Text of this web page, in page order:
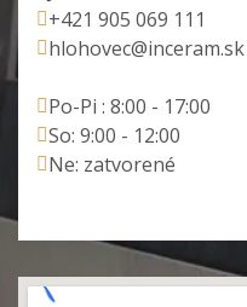
+421 905 069 111
hlohovec@inceram.sk
Po-Pi : 8:00 - 17:00
So: 9:00 - 12:00
Ne: zatvorené